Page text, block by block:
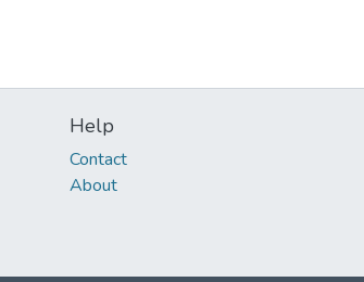
Help
Contact
About